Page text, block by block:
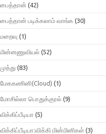
பைத்தான் (42)
பைத்தான் படிக்கலாம் வாங்க (30)
மறைவு (1)
மின்னணுவியல் (52)
முத்து (83)
மேககணினி(Cloud) (1)
மோசில்லா பொதுக்குரல் (9)
விக்கிப்பீடியா (5)
விக்கிப்பீடியா:விக்கி மின்மினிகள் (3)